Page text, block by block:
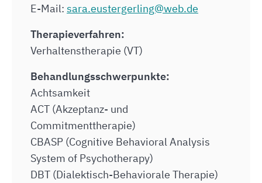
E-Mail: sara.eustergerling@web.de
Therapieverfahren:
Verhaltenstherapie (VT)
Behandlungsschwerpunkte:
Achtsamkeit
ACT (Akzeptanz- und
Commitmenttherapie)
CBASP (Cognitive Behavioral Analysis
System of Psychotherapy)
DBT (Dialektisch-Behaviorale Therapie)